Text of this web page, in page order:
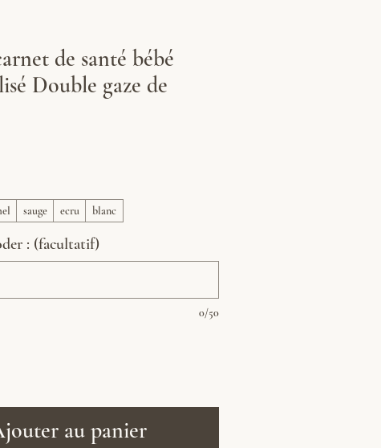
de santé bébé
Double gaze de
sauge ecru blanc
: (facultatif)
0/50
au panier